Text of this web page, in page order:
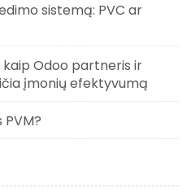
sistemą: PVC ar
Odoo partneris ir
įmonių efektyvumą